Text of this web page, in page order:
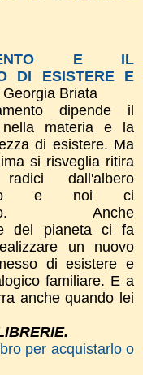
E IL
DI ESISTERE E
Georgia Briata
dipende il
nella materia e la
di esistere. Ma
si risveglia ritira
dall'albero
e noi ci
Anche
del pianeta ci fa
un nuovo
di esistere e
familiare. E a
anche quando lei
per acquistarlo o